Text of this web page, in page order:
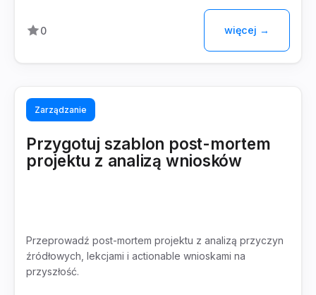
0 więcej →
Zarządzanie
Przygotuj szablon post-mortem
projektu z analizą wniosków
Przeprowadź post-mortem projektu z analizą przyczyn
źródłowych, lekcjami i actionable wnioskami na
przyszłość.